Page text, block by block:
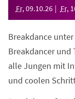
Fr, 09.10.26 Fr,
Breakdance
Breakdancer und
alle Jungen mit
und coolen